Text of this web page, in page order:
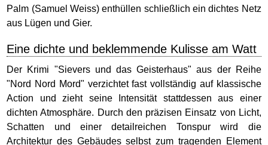
Palm (Samuel Weiss) enthüllen schließlich ein dichtes Netz
aus Lügen und Gier.
Eine dichte und beklemmende Kulisse am Watt
Der Krimi "Sievers und das Geisterhaus" aus der Reihe
"Nord Nord Mord" verzichtet fast vollständig auf klassische
Action und zieht seine Intensität stattdessen aus einer
dichten Atmosphäre. Durch den präzisen Einsatz von Licht,
Schatten und einer detailreichen Tonspur wird die
Architektur des Gebäudes selbst zum tragenden Element